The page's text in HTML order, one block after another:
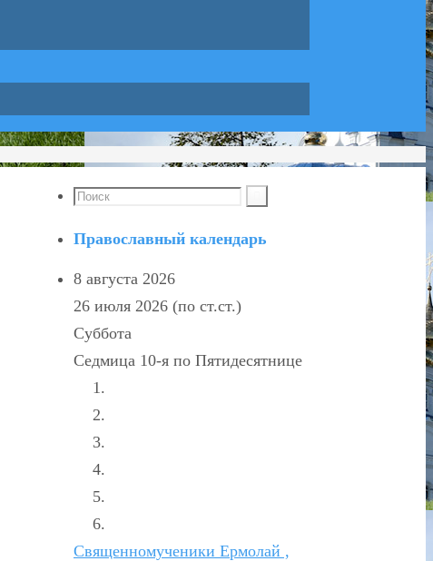
Православный календарь
8 августа 2026
26 июля 2026 (по ст.ст.)
Суббота
Седмица 10-я по Пятидесятнице
Священномученики Ермолай ,